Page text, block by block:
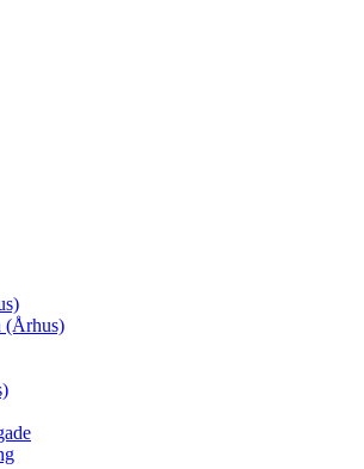
(Århus)